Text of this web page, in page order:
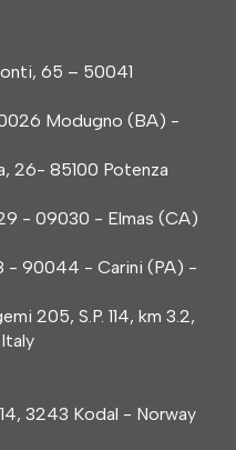
65 – 50041
Modugno (BA) -
26- 85100 Potenza
- 09030 - Elmas (CA)
- 90044 - Carini (PA) -
205, S.P. 114, km 3.2,
3243 Kodal - Norway